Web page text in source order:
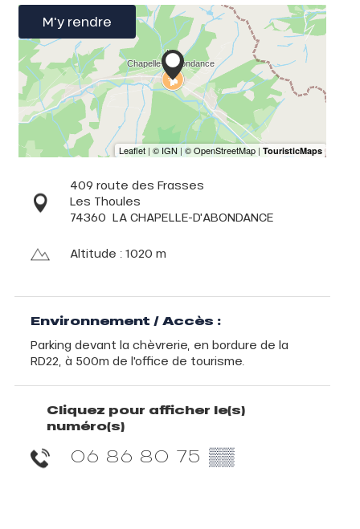
M'y rendre
409 route des Frasses
Les Thoules
74360 LA CHAPELLE-D'ABONDANCE
Altitude : 1020 m
Environnement / Accès :
Parking devant la chèvrerie, en bordure de la
RD22, à 500m de l'office de tourisme.
Cliquez pour afficher le(s)
numéro(s)
06 86 80 75 ▒▒